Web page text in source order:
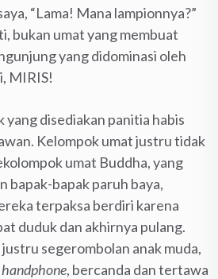
“Lama! Mana lampionnya?”
bukan umat yang membuat
yang didominasi oleh
MIRIS!
disediakan panitia habis
Kelompok umat justru tidak
umat Buddha, yang
bapak-bapak paruh baya,
terpaksa berdiri karena
duduk dan akhirnya pulang.
segerombolan anak muda,
handphone, bercanda dan tertawa